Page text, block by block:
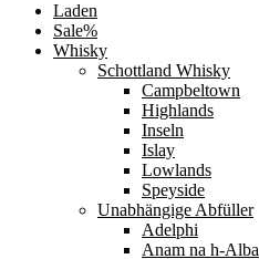
Laden
Sale%
Whisky
Schottland Whisky
Campbeltown
Highlands
Inseln
Islay
Lowlands
Speyside
Unabhängige Abfüller
Adelphi
Anam na h-Alba